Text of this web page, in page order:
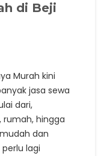
di Beji
Murah kini
jasa sewa
dari,
rumah, hingga
dan
lagi